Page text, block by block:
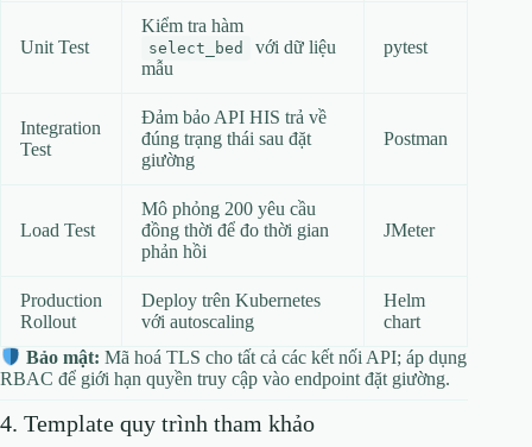
Unit Test
Kiểm tra hàm
select_bed
với dữ liệu
mẫu
pytest
Integration
Test
Đảm bảo API HIS trả về
đúng trạng thái sau đặt
giường
Postman
Load Test
Mô phỏng 200 yêu cầu
đồng thời để đo thời gian
phản hồi
JMeter
Production
Rollout
Deploy trên Kubernetes
với autoscaling
Helm
chart
Bảo mật: Mã hoá TLS cho tất cả các kết nối API; áp dụng
RBAC để giới hạn quyền truy cập vào endpoint đặt giường.
4. Template quy trình tham khảo